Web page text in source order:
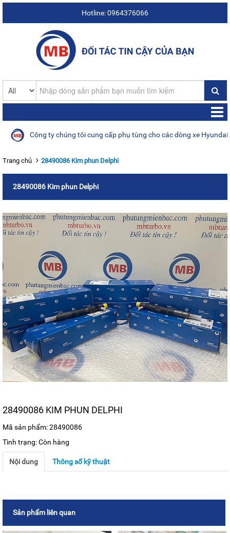
Hotline: 0964376066
Công ty chúng tôi cung cấp phụ tùng cho các dòng xe Hyundai,
Trang chủ 28490086 Kim phun Delphi
28490086 Kim phun Delphi
28490086 KIM PHUN DELPHI
Mã sản phẩm: 28490086
Tình trạng: Còn hàng
Nội dung Thông số kỹ thuật
Sản phẩm liên quan